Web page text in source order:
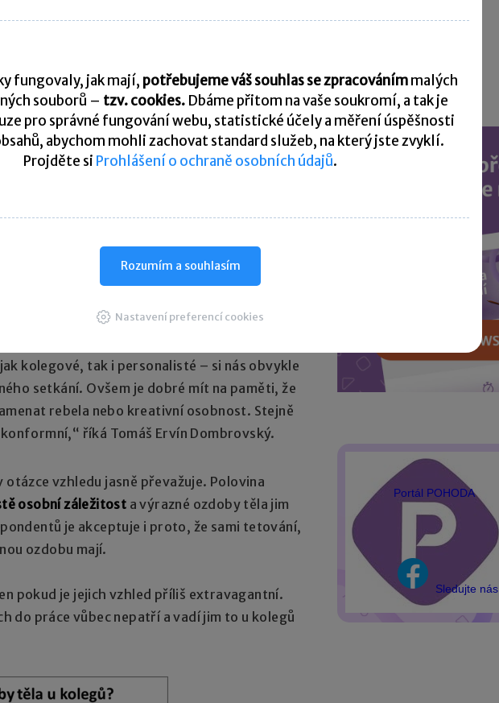
věku, pohlaví či národnosti je i nadále
prostředí v posledních letech mírně
roli pouze u některých
posuzují vzhled uchazečů pouze u některých
zastoupení by nápadné tetování nebo
skateboardů nebo reprezentanta
adekvátní vzhledem k jejich cílové skupině.
například zdravotnictví či finanční sektor, se
vzhled.
kolegové, tak i personalisté – si nás obvykle
setkání. Ovšem je dobré mít na paměti, že
rebela nebo kreativní osobnost. Stejně
říká Tomáš Ervín Dombrovský.
vzhledu jasně převažuje. Polovina
osobní záležitost a výrazné ozdoby těla jim
je akceptuje i proto, že sami tetování,
ozdobu mají.
pokud je jejich vzhled příliš extravagantní.
do práce vůbec nepatří a vadí jim to u kolegů
Nárok na placené
volno
Portál POHODA
Sledujte nás
fungovaly, jak mají, potřebujeme váš souhlas se zpracovánímmalých
souborů – tzv. cookies. Dbáme přitom na vaše soukromí, a tak je
pro správné fungování webu, statistické účely a měření úspěšnosti
abychom mohli zachovat standard služeb, na který jste zvyklí.
Projděte si Prohlášení o ochraně osobních údajů.
Rozumím a souhlasím
Nastavení preferencí cookies